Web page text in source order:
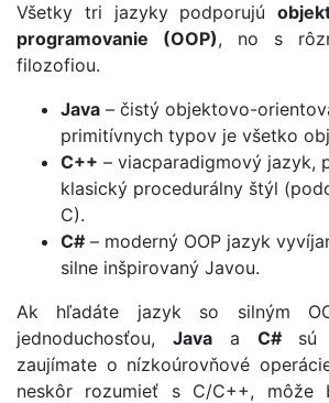
Všetky tri jazyky podporujú
programovanie (OOP), no s
filozofiou.
Java – čistý objektovo-
primitívnych typov je všetko
C++ – viacparadigmový jazyk,
klasický procedurálny štýl
C).
C# – moderný OOP jazyk
silne inšpirovaný Javou.
Ak hľadáte jazyk so silným
jednoduchosťou, Javaa C#sú
zaujímate o nízkoúrovňové
neskôr rozumieť s C/C++, môže